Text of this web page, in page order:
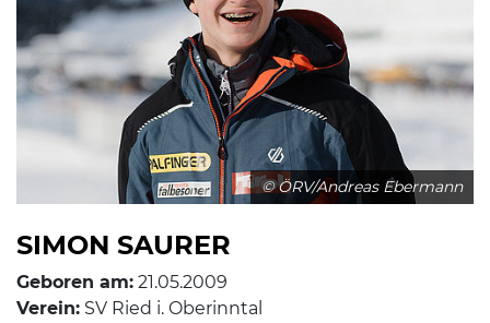
© ÖRV/Andreas Ebermann
SIMON SAURER
Geboren am: 21.05.2009
Verein: SV Ried i. Oberinntal